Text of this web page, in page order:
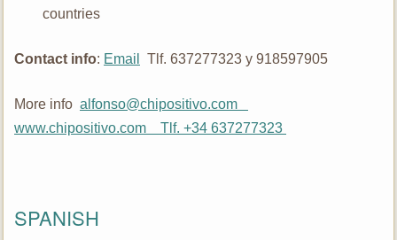
countries
Contact info: Email Tlf. 637277323 y 918597905
More info alfonso@chipositivo.com
www.chipositivo.com Tlf. +34 637277323
SPANISH